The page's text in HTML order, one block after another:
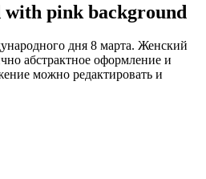
with pink background
дня 8 марта. Женский
абстрактное оформление и
можно редактировать и